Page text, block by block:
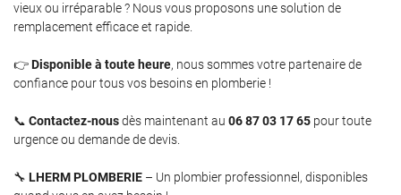
vieux ou irréparable ? Nous vous proposons une solution de
remplacement efficace et rapide.
👉Disponible à toute heure, nous sommes votre partenaire de
confiance pour tous vos besoins en plomberie !
📞 Contactez-nousdès maintenant au 06 87 03 17 65 pour toute
urgence ou demande de devis.
🔧 LHERM PLOMBERIE – Un plombier professionnel, disponibles